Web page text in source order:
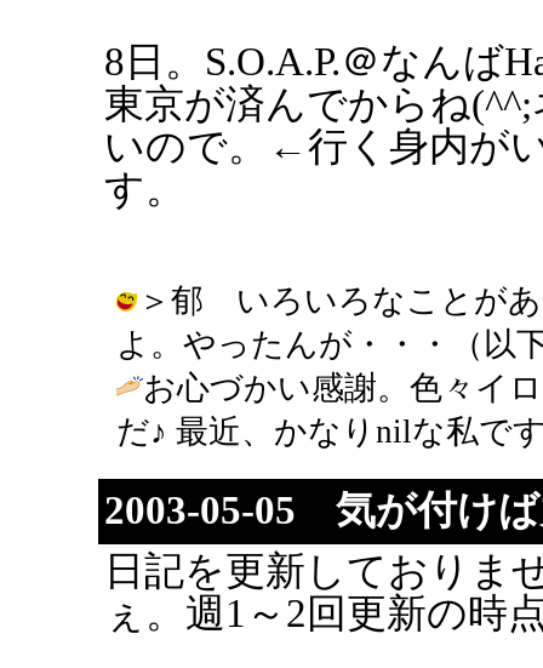
8日。S.O.A.P.＠なんば
東京が済んでからね
いので。←行く身内が
す。
＞郁 いろいろなことがあ
よ。やったんが・・・（以
お心づかい感謝。色々イ
だ♪ 最近、かなりnilな私で
2003-05-05 気が付け
日記を更新しておりま
ぇ。週1～2回更新の時